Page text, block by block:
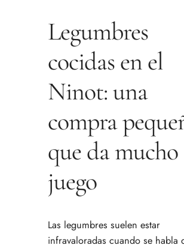
Legumbres
cocidas en el
Ninot: una
compra
que da mucho
juego
Las legumbres suelen estar
infravaloradas cuando se habla